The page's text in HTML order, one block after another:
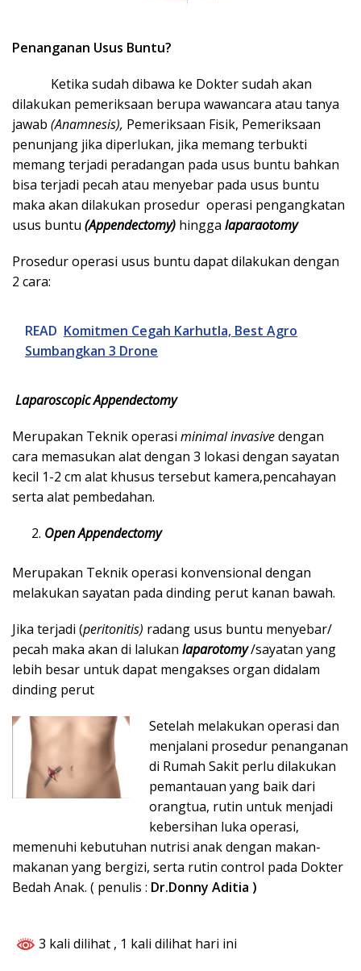
Penanganan Usus Buntu?
Ketika sudah dibawa ke Dokter sudah akan
dilakukan pemeriksaan berupa wawancara atau tanya
jawab (Anamnesis), Pemeriksaan Fisik, Pemeriksaan
penunjang jika diperlukan, jika memang terbukti
memang terjadi peradangan pada usus buntu bahkan
bisa terjadi pecah atau menyebar pada usus buntu
maka akan dilakukan prosedur operasi pengangkatan
usus buntu (Appendectomy) hingga laparaotomy
Prosedur operasi usus buntu dapat dilakukan dengan
2 cara:
READ Komitmen Cegah Karhutla, Best Agro
Sumbangkan 3 Drone
Laparoscopic Appendectomy
Merupakan Teknik operasi minimal invasivedengan
cara memasukan alat dengan 3 lokasi dengan sayatan
kecil 1-2 cm alat khusus tersebut kamera,pencahayan
serta alat pembedahan.
Open Appendectomy
Merupakan Teknik operasi konvensional dengan
melakukan sayatan pada dinding perut kanan bawah.
Jika terjadi (peritonitis) radang usus buntu menyebar/
pecah maka akan di lalukan laparotomy/sayatan yang
lebih besar untuk dapat mengakses organ didalam
dinding perut
Setelah melakukan operasi dan
menjalani prosedur penanganan
di Rumah Sakit perlu dilakukan
pemantauan yang baik dari
orangtua, rutin untuk menjadi
kebersihan luka operasi,
memenuhi kebutuhan nutrisi anak dengan makan-
makanan yang bergizi, serta rutin control pada Dokter
Bedah Anak. ( penulis : Dr.Donny Aditia )
3 kali dilihat , 1 kali dilihat hari ini